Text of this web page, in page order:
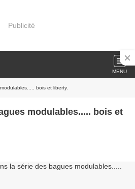
Publicité
MENU
bois et liberty.
modulables..... bois et